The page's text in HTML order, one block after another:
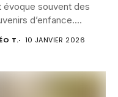
évoque souvent des
d’enfance....
T. 10 JANVIER 2026